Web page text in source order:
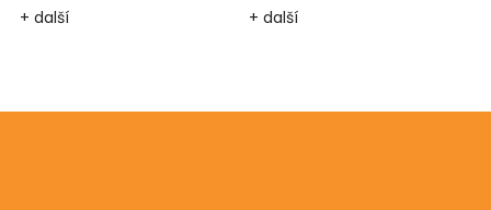
+ další
+ další